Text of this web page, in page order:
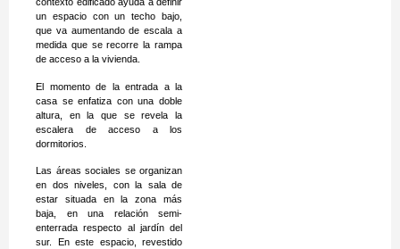
contexto edificado ayuda a definir
un espacio con un techo bajo,
que va aumentando de escala a
medida que se recorre la rampa
de acceso a la vivienda.
El momento de la entrada a la
casa se enfatiza con una doble
altura, en la que se revela la
escalera de acceso a los
dormitorios.
Las áreas sociales se organizan
en dos niveles, con la sala de
estar situada en la zona más
baja, en una relación semi-
enterrada respecto al jardín del
sur. En este espacio, revestido